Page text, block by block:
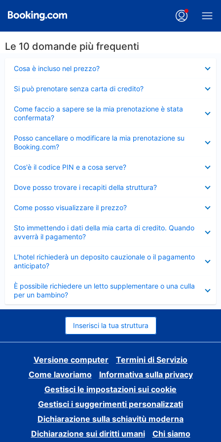
Le 10 domande più frequenti
Cosa è incluso nel prezzo?
chiuso
Si può prenotare senza carta di credito?
chiuso
Come faccio a sapere se la mia prenotazione è stata
confermata?
chiuso
Posso cancellare o modificare la mia prenotazione su
Booking.com?
chiuso
Cos'è il codice PIN e a cosa serve?
chiuso
Dove posso trovare i recapiti della struttura?
chiuso
Come posso visualizzare il prezzo?
chiuso
Sto immettendo i dati della mia carta di credito. Quando
avverrà il pagamento?
chiuso
L’hotel richiederà un deposito cauzionale o il pagamento
anticipato?
chiuso
È possibile richiedere un letto supplementare o una culla
per un bambino?
Elemento
chiuso
Inserisci la tua struttura
Versione computer
Termini di Servizio
Come lavoriamo
Informativa sulla privacy
Gestisci le impostazioni sui cookie
Gestisci i suggerimenti personalizzati
Dichiarazione sulla schiavitù moderna
Dichiarazione sui diritti umani
Chi siamo